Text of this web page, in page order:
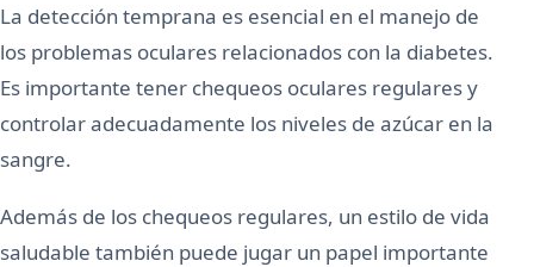
La detección temprana es esencial en el manejo de
los problemas oculares relacionados con la diabetes.
Es importante tener chequeos oculares regulares y
controlar adecuadamente los niveles de azúcar en la
sangre.
Además de los chequeos regulares, un estilo de vida
saludable también puede jugar un papel importante